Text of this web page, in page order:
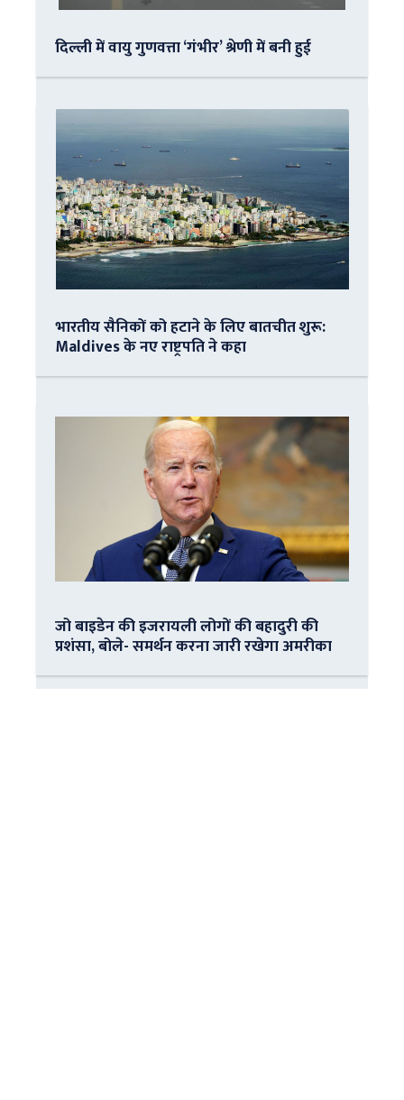
दिल्ली में वायु गुणवत्ता ‘गंभीर’ श्रेणी में बनी हुई
भारतीय सैनिकों को हटाने के लिए बातचीत शुरू:
Maldives के नए राष्ट्रपति ने कहा
जो बाइडेन की इजरायली लोगों की बहादुरी की
प्रशंसा, बोले- समर्थन करना जारी रखेगा अमरीका